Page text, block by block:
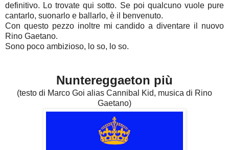
definitivo. Lo trovate qui sotto. Se poi qualcuno vuole pure
cantarlo, suonarlo e ballarlo, è il benvenuto.
Con questo pezzo inoltre mi candido a diventare il nuovo
Rino Gaetano.
Sono poco ambizioso, lo so, lo so.
Nuntereggaeton più
(testo di Marco Goi alias Cannibal Kid, musica di Rino
Gaetano)